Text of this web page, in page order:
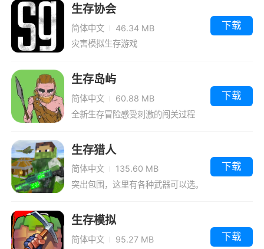
生存协会
简体中文
46.34 MB
灾害模拟生存游戏
下载
生存岛屿
简体中文
60.88 MB
全新生存冒险感受刺激的闯关过程
下载
生存猎人
简体中文
135.60 MB
突出包围，这里有各种武器可以选。
下载
生存模拟
简体中文
95.27 MB
下载